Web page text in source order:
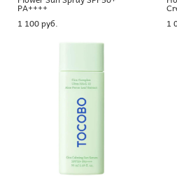
PA++++
1 100 pуб.
1